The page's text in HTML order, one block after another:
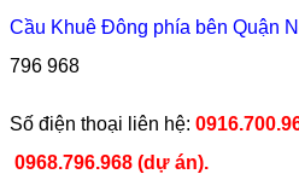
Cầu Khuê Đông phía bên Quận
796 968
​Số điện thoại liên hệ:
0968.796.968 (dự án).